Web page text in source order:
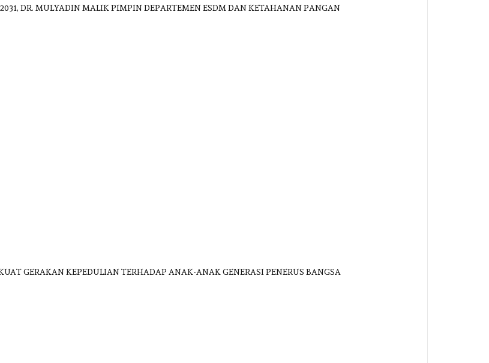
DR. MULYADIN MALIK PIMPIN DEPARTEMEN ESDM DAN KETAHANAN PANGAN
GERAKAN KEPEDULIAN TERHADAP ANAK-ANAK GENERASI PENERUS BANGSA